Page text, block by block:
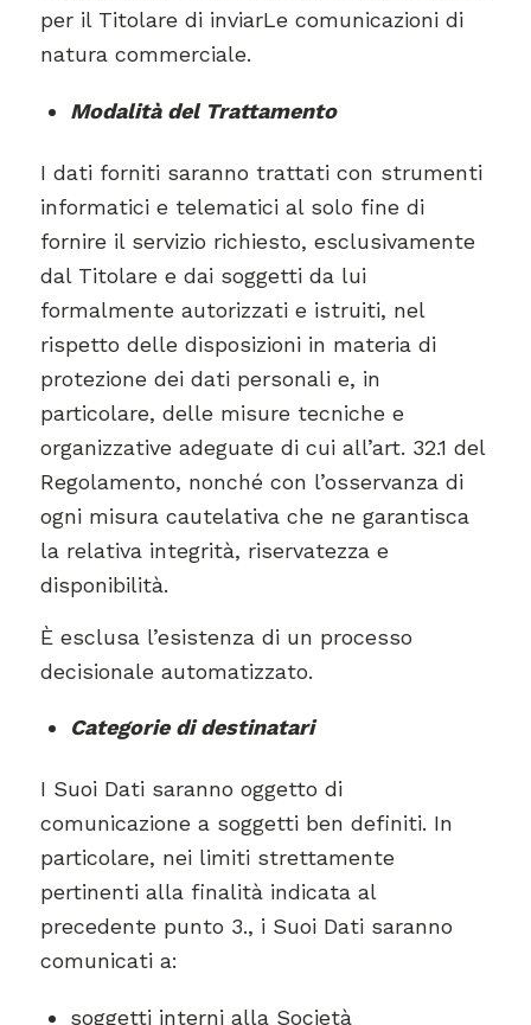
per il Titolare di inviarLe comunicazioni di
natura commerciale.
Modalità del Trattamento
I dati forniti saranno trattati con strumenti
informatici e telematici al solo fine di
fornire il servizio richiesto, esclusivamente
dal Titolare e dai soggetti da lui
formalmente autorizzati e istruiti, nel
rispetto delle disposizioni in materia di
protezione dei dati personali e, in
particolare, delle misure tecniche e
organizzative adeguate di cui all’art. 32.1 del
Regolamento, nonché con l’osservanza di
ogni misura cautelativa che ne garantisca
la relativa integrità, riservatezza e
disponibilità.
È esclusa l’esistenza di un processo
decisionale automatizzato.
Categorie di destinatari
I Suoi Dati saranno oggetto di
comunicazione a soggetti ben definiti. In
particolare, nei limiti strettamente
pertinenti alla finalità indicata al
precedente punto 3., i Suoi Dati saranno
comunicati a:
soggetti interni alla Società